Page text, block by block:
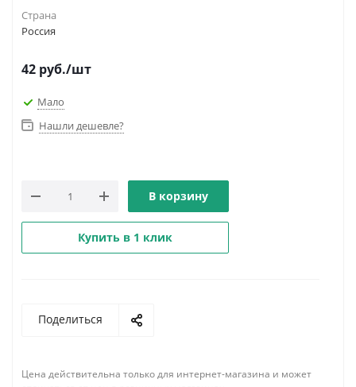
Страна
Россия
42 руб./шт
Мало
Нашли дешевле?
В корзину
Купить в 1 клик
Поделиться
Цена действительна только для интернет-магазина и может